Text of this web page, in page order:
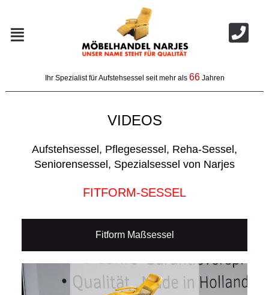
Ihr Spezialist für Aufstehsessel seit mehr als 66Jahren
VIDEOS
Aufstehsessel, Pflegesessel, Reha-Sessel,
Seniorensessel, Spezialsessel von Narjes
FITFORM-SESSEL
Fitform Maßsessel